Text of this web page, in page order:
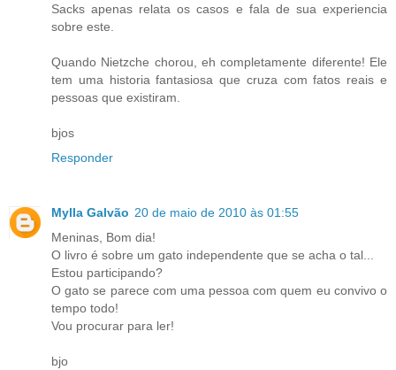
Sacks apenas relata os casos e fala de sua experiencia
sobre este.
Quando Nietzche chorou, eh completamente diferente! Ele
tem uma historia fantasiosa que cruza com fatos reais e
pessoas que existiram.
bjos
Responder
Mylla Galvão 20 de maio de 2010 às 01:55
Meninas, Bom dia!
O livro é sobre um gato independente que se acha o tal...
Estou participando?
O gato se parece com uma pessoa com quem eu convivo o
tempo todo!
Vou procurar para ler!
bjo